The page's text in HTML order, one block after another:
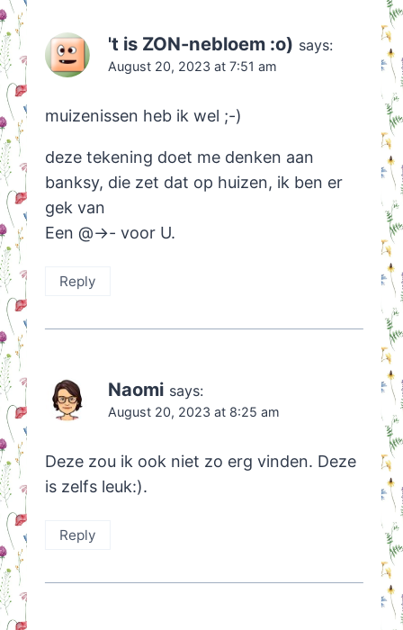
't is ZON-nebloem :o) says:
August 20, 2023 at 7:51 am
muizenissen heb ik wel ;-)
deze tekening doet me denken aan
banksy, die zet dat op huizen, ik ben er
gek van
Een @->- voor U.
Reply
Naomi says:
August 20, 2023 at 8:25 am
Deze zou ik ook niet zo erg vinden. Deze
is zelfs leuk:).
Reply